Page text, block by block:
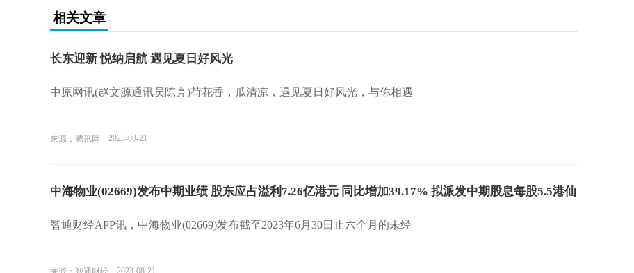
相关文章
长东迎新 悦纳启航 遇见夏日好风光
中原网讯(赵文源通讯员陈亮)荷花香，瓜清凉，遇见夏日好风光，与你相遇
来源：腾讯网 2023-08-21
中海物业(02669)发布中期业绩 股东应占溢利7.26亿港元 同比增加39.17% 拟派发中期股息每股5.5港仙
智通财经APP讯，中海物业(02669)发布截至2023年6月30日止六个月的未经
2023-08-21